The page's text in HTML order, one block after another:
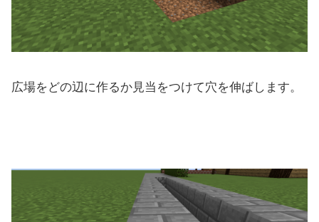
広場をどの辺に作るか見当をつけて穴を伸ばします。